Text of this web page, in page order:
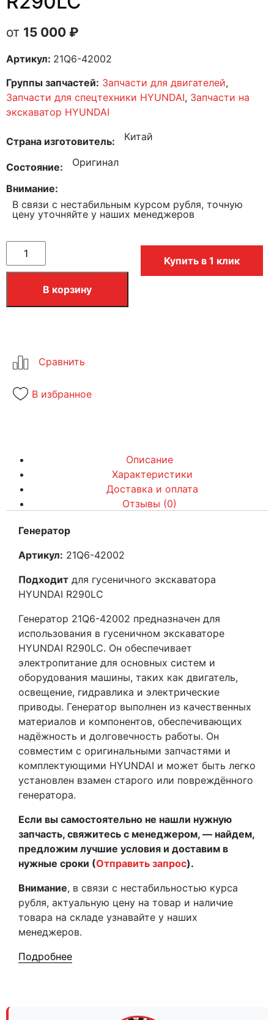
15 000 ₽
Артикул: 21Q6-42002
Группы запчастей: Запчасти для двигателей,
Запчасти для спецтехники HYUNDAI, Запчасти на
экскаватор HYUNDAI
Страна изготовитель Китай
Состояние Оригинал
Внимание
В связи с нестабильным курсом рубля, точную
цену уточняйте у наших менеджеров
В корзину
Купить в 1 клик
В избранное
Описание
Характеристики
Доставка и оплата
Отзывы (0)
Генератор
Артикул: 21Q6-42002
Подходит для гусеничного экскаватора
HYUNDAI R290LC
Генератор 21Q6-42002 предназначен для
использования в гусеничном экскаваторе
HYUNDAI R290LC. Он обеспечивает
электропитание для основных систем и
оборудования машины, таких как двигатель,
освещение, гидравлика и электрические
приводы. Генератор выполнен из качественных
материалов и компонентов, обеспечивающих
надёжность и долговечность работы. Он
совместим с оригинальными запчастями и
комплектующими HYUNDAI и может быть легко
установлен взамен старого или повреждённого
генератора.
Если вы самостоятельно не нашли нужную
запчасть, свяжитесь с менеджером, — найдем,
предложим лучшие условия и доставим в
нужные сроки (Отправить запрос).
Внимание, в связи с нестабильностью курса
рубля, актуальную цену на товар и наличие
товара на складе узнавайте у наших
менеджеров.
Подробнее